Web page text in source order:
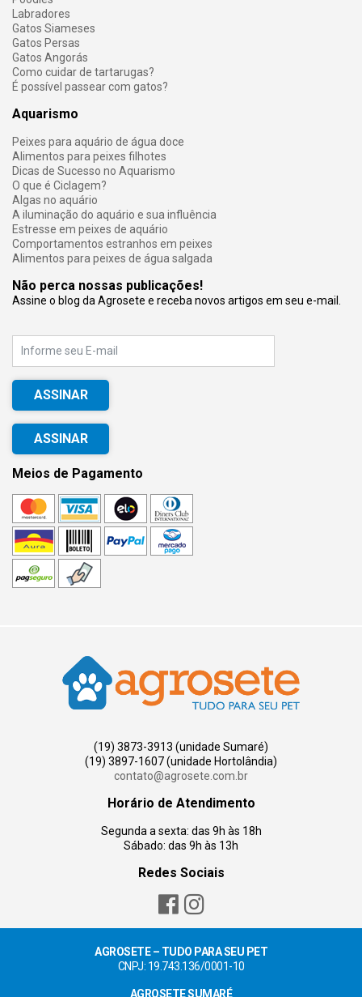
Labradores
Gatos Siameses
Gatos Persas
Gatos Angorás
Como cuidar de tartarugas?
É possível passear com gatos?
Aquarismo
Peixes para aquário de água doce
Alimentos para peixes filhotes
Dicas de Sucesso no Aquarismo
O que é Ciclagem?
Algas no aquário
A iluminação do aquário e sua influência
Estresse em peixes de aquário
Comportamentos estranhos em peixes
Alimentos para peixes de água salgada
Não perca nossas publicações!
Assine o blog da Agrosete e receba novos artigos em seu e-mail.
ASSINAR
Meios de Pagamento
(19) 3873-3913 (unidade Sumaré)
(19) 3897-1607 (unidade Hortolândia)
contato@agrosete.com.br
Horário de Atendimento
Segunda a sexta: das 9h às 18h
Sábado: das 9h às 13h
Redes Sociais
AGROSETE – TUDO PARA SEU PET
CNPJ: 19.743.136/0001-10
AGROSETE SUMARÉ